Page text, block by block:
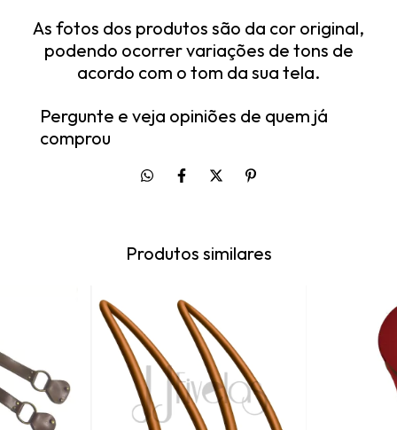
As fotos dos produtos são da cor original,
podendo ocorrer variações de tons de
acordo com o tom da sua tela.
Pergunte e veja opiniões de quem já
comprou
Produtos similares